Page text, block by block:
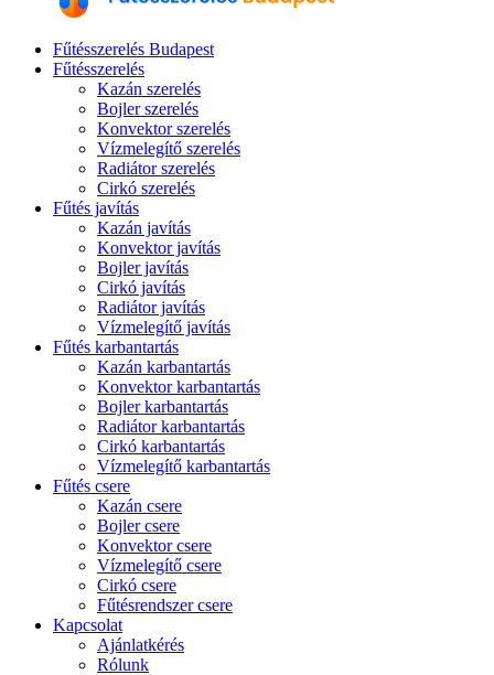
Fűtésszerelés Budapest
Fűtésszerelés
Kazán szerelés
Bojler szerelés
Konvektor szerelés
Vízmelegítő szerelés
Radiátor szerelés
Cirkó szerelés
Fűtés javítás
Kazán javítás
Konvektor javítás
Bojler javítás
Cirkó javítás
Radiátor javítás
Vízmelegítő javítás
Fűtés karbantartás
Kazán karbantartás
Konvektor karbantartás
Bojler karbantartás
Radiátor karbantartás
Cirkó karbantartás
Vízmelegítő karbantartás
Fűtés csere
Kazán csere
Bojler csere
Konvektor csere
Vízmelegítő csere
Cirkó csere
Fűtésrendszer csere
Kapcsolat
Ajánlatkérés
Rólunk